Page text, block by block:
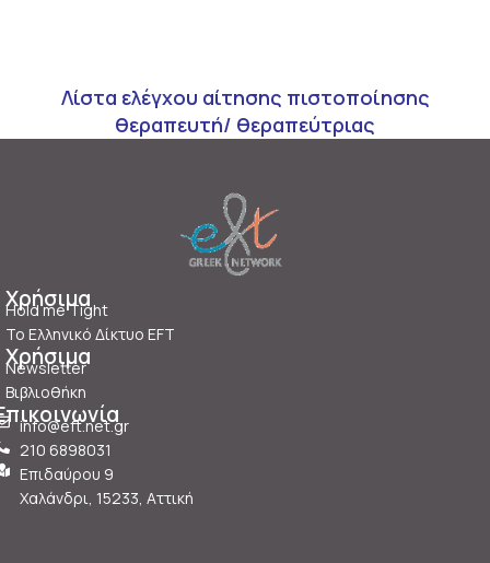
Λίστα ελέγχου αίτησης πιστοποίησης
θεραπευτή/ θεραπεύτριας
Χρήσιμα
Hold me Tight
Το Ελληνικό Δίκτυο EFT
Χρήσιμα
Newsletter
Βιβλιοθήκη
info@eft.net.gr
210 6898031
Επιδαύρου 9
Χαλάνδρι, 15233, Aττική